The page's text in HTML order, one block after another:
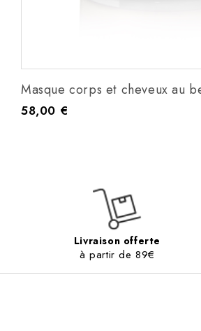
Masque corps et cheveux au
58,00 €
Prix
Livraison offerte
à partir de 89€